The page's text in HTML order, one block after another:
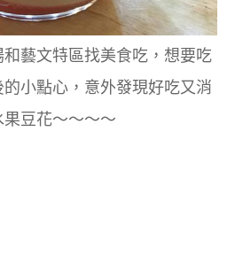
藝文特區找美食吃，想要吃
小點心，意外發現好吃又消
果豆花～～～～